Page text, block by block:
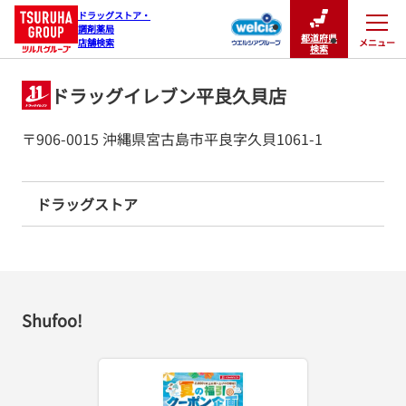
ドラッグストア・
調剤薬局
店舗検索
都道府県
検索
メニュー
閉じる
ドラッグイレブン平良久貝店
〒906-0015 沖縄県宮古島市平良字久貝1061-1
ドラッグストア
Shufoo!